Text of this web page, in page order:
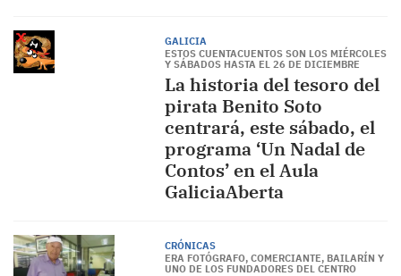
GALICIA
ESTOS CUENTACUENTOS SON LOS MIÉRCOLES
Y SÁBADOS HASTA EL 26 DE DICIEMBRE
La historia del tesoro del
pirata Benito Soto
centrará, este sábado, el
programa ‘Un Nadal de
Contos’ en el Aula
GaliciaAberta
CRÓNICAS
ERA FOTÓGRAFO, COMERCIANTE, BAILARÍN Y
UNO DE LOS FUNDADORES DEL CENTRO